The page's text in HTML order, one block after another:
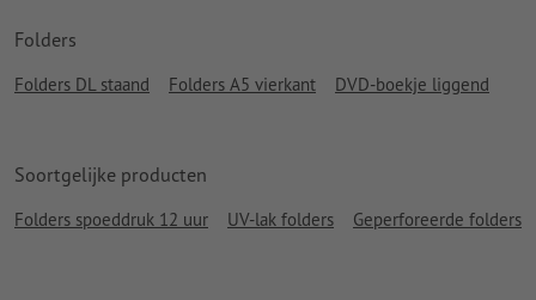
Folders
Folders DL staand Folders A5 vierkant DVD-boekje liggend
Soortgelijke producten
Folders spoeddruk 12 uur UV-lak folders Geperforeerde folders